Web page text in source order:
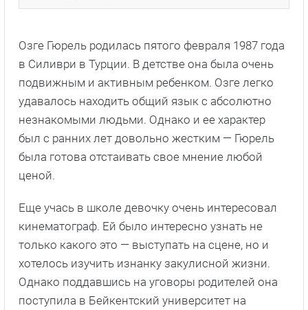
Озге Гюрель родилась пятого февраля 1987 года
в Силиври в Турции. В детстве она была очень
подвижным и активным ребенком. Озге легко
удавалось находить общий язык с абсолютно
незнакомыми людьми. Однако и ее характер
был с ранних лет довольно жестким — Гюрель
была готова отстаивать свое мнение любой
ценой.
Еще учась в школе девочку очень интересовал
кинематограф. Ей было интересно узнать не
только какого это — выступать на сцене, но и
хотелось изучить изнанку закулисной жизни.
Однако поддавшись на уговоры родителей она
поступила в Бейкентский университет на